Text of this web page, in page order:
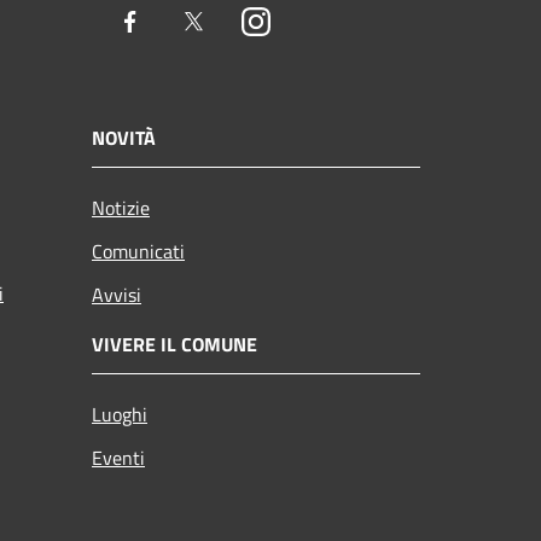
Facebook TwitterInstagram
NOVITÀ
Notizie
Comunicati
Avvisi
VIVERE IL COMUNE
Luoghi
Eventi